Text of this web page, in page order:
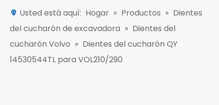
Usted está aquí: Hogar » Productos » Dientes
del cucharón de excavadora » Dientes del
cucharón Volvo » Dientes del cucharón QY
14530544TL para VOL210/290